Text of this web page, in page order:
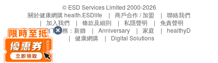
© ESD Services Limited 2000-2026
關於健康網購 health.ESDlife
商戶合作 / 加盟
聯絡我們
加入我們
條款及細則 私隱聲明
免責聲明
生活易旗下業務： 新婚 Anniversary 家庭
healthyD
健康網購
Digital Solutions